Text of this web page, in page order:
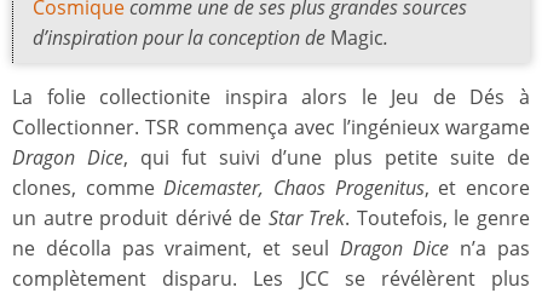
Cosmiquecomme une de ses plus grandes sources
d’inspiration pour la conception de Magic.
La folie collectionite inspira alors le Jeu de Dés à
Collectionner. TSR commença avec l’ingénieux wargame
Dragon Dice, qui fut suivi d’une plus petite suite de
clones, commeDicemaster, Chaos Progenitus, et encore
un autre produit dérivé de Star Trek. Toutefois, le genre
ne décolla pas vraiment, et seul Dragon Dice n’a pas
complètement disparu. Les JCC se révélèrent plus